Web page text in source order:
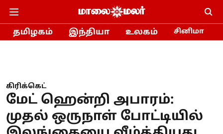
தமிழகம் இந்தியா உலகம் சினிமா
கிரிக்கெட்
மேட் ஹென்றி அபாரம்:
முதல் ஒருநாள் போட்டியில்